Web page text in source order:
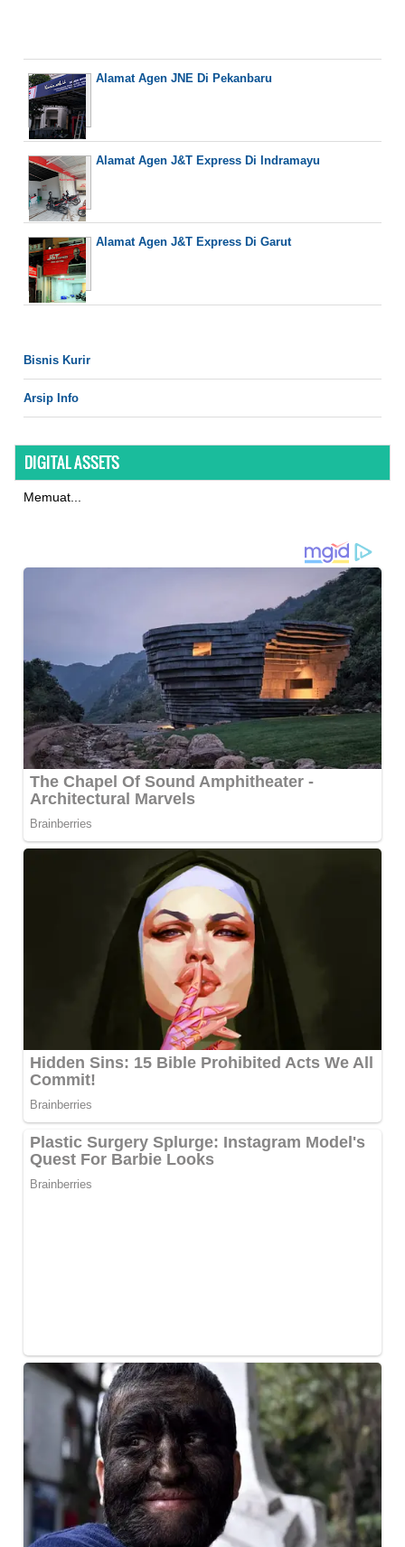
Alamat Agen JNE Di Pekanbaru
Alamat Agen J&T Express Di Indramayu
Alamat Agen J&T Express Di Garut
Bisnis Kurir
Arsip Info
DIGITAL ASSETS
Memuat...